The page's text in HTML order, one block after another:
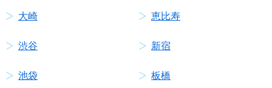
大崎 恵比寿
渋谷 新宿
池袋 板橋